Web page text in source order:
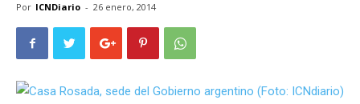
Por ICNDiario - 26 enero, 2014